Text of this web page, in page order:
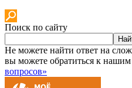
Поиск по сайту
Не можете найти ответ на
вы можете обратиться к нашим
вопросов»